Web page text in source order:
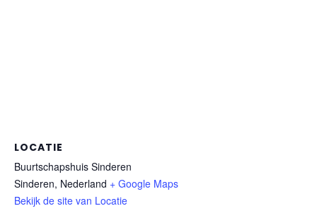
LOCATIE
Buurtschapshuis Sinderen
Sinderen, Nederland + Google Maps
Bekijk de site van Locatie